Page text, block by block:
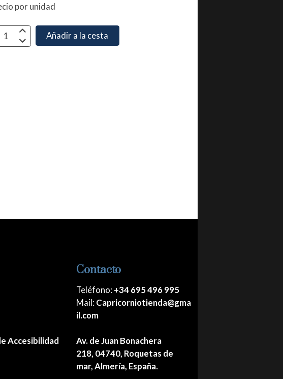
por unidad
Añadir a la cesta
Accesibilidad
Contacto
Teléfono: +34 695 496 995
Mail: Capricorniotienda@gma
il.com
Av. de Juan Bonachera
218, 04740, Roquetas de
mar, Almería, España.